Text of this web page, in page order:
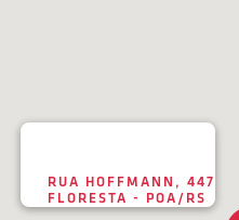
RUA HOFFMANN, 447
FLORESTA - POA/RS